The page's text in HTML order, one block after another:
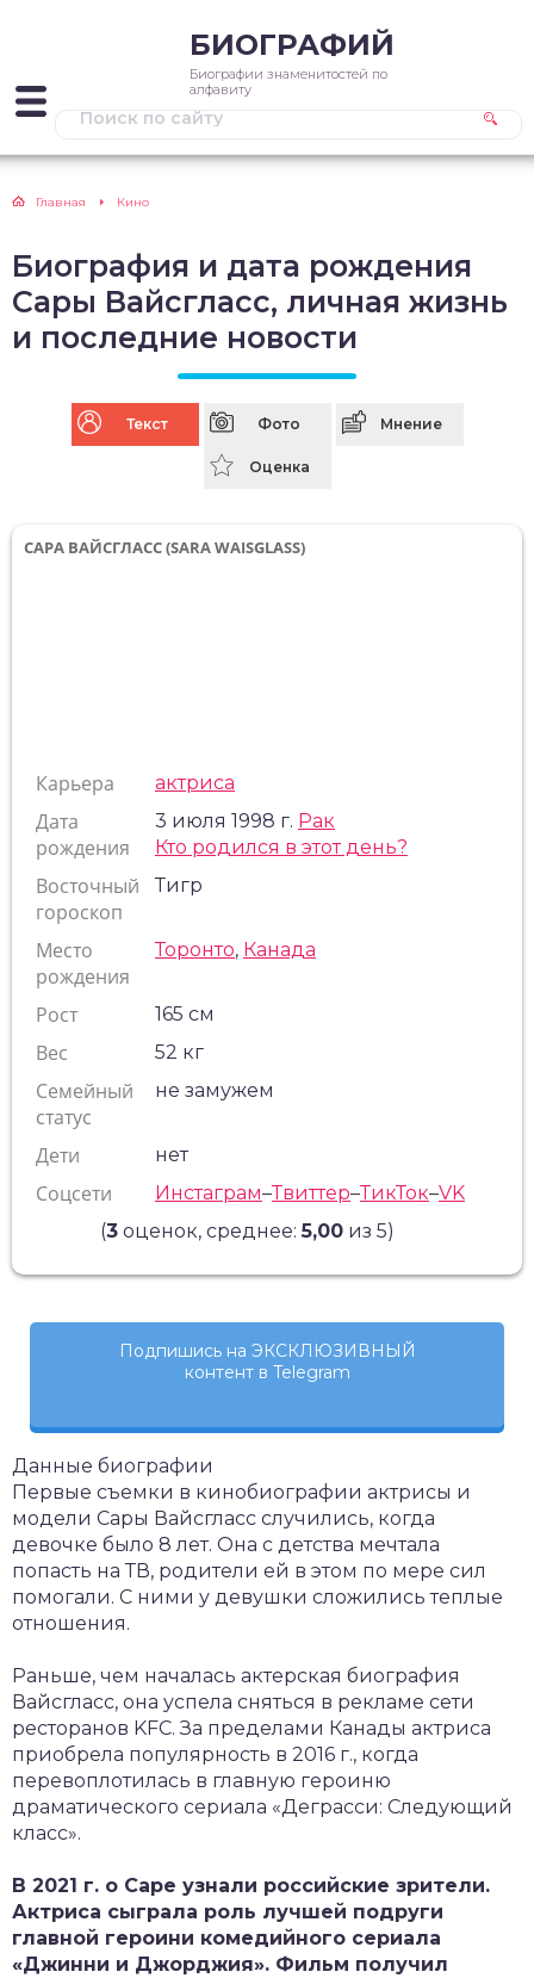
БИОГРАФИЙ
Биографии знаменитостей по
алфавиту
Главная Кино
Биография и дата рождения
Сары Вайсгласс, личная жизнь
и последние новости
Текст Фото Мнение
Оценка
САРА ВАЙСГЛАСС (SARA WAISGLASS)
Карьера актриса
Дата
рождения
3 июля 1998 г. Рак
Кто родился в этот день?
Восточный
гороскоп
Тигр
Место
рождения
Торонто, Канада
Рост 165 см
Вес 52 кг
Семейный
статус
не замужем
Дети нет
Соцсети Инстаграм–Твиттер–ТикТок–VK
(3 оценок, среднее:5,00 из 5)
Подпишись на ЭКСКЛЮЗИВНЫЙ
контент в Telegram
Данные биографии
Первые съемки в кинобиографии актрисы и
модели Сары Вайсгласс случились, когда
девочке было 8 лет. Она с детства мечтала
попасть на ТВ, родители ей в этом по мере сил
помогали. С ними у девушки сложились теплые
отношения.
Раньше, чем началась актерская биография
Вайсгласс, она успела сняться в рекламе сети
ресторанов KFC. За пределами Канады актриса
приобрела популярность в 2016 г., когда
перевоплотилась в главную героиню
драматического сериала «Деграсси: Следующий
класс».
В 2021 г. о Саре узнали российские зрители.
Актриса сыграла роль лучшей подруги
главной героини комедийного сериала
«Джинни и Джорджия». Фильм получил